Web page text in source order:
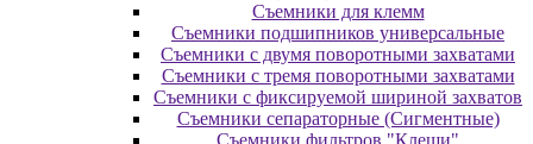
Съемники для клемм
Съемники подшипников универсальные
Съемники с двумя поворотными захватами
Съемники с тремя поворотными захватами
Съемники с фиксируемой шириной захватов
Съемники сепараторные (Сигментные)
Съемники фильтров "Клещи"